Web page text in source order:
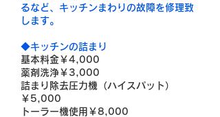
るなど、キッチンまわりの故障を修理致
します。
◆キッチンの詰まり
基本料金￥4,000
薬剤洗浄￥3,000
詰まり除去圧力機（ハイスパット）
￥5,000
トーラー機使用￥8,000